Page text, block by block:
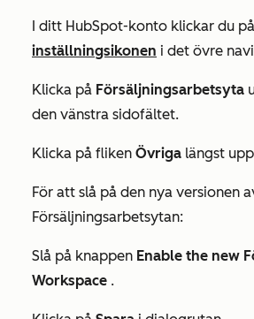
I ditt HubSpot-konto klickar du på
inställningsikonen i det övre
Klicka på Försäljningsarbetsyta
den vänstra sidofältet.
Klicka på fliken Övriga längst
För att slå på den nya versionen
Försäljningsarbetsytan:
Slå på knappen Enable the new
Workspace .